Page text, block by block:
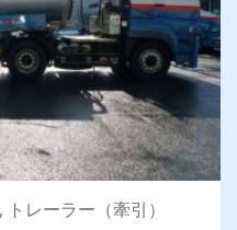
レーラー（牽引）